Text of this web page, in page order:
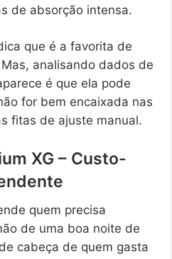
de absorção intensa.
que é a favorita de
analisando dados de
é que ela pode
for bem encaixada nas
fitas de ajuste manual.
XG – Custo-
quem precisa
de uma boa noite de
cabeça de quem gasta